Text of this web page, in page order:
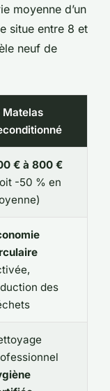
moyenne d’un
situe entre 8 et
neuf de
Matelas
€ à 800 €
-50 % en
)
des